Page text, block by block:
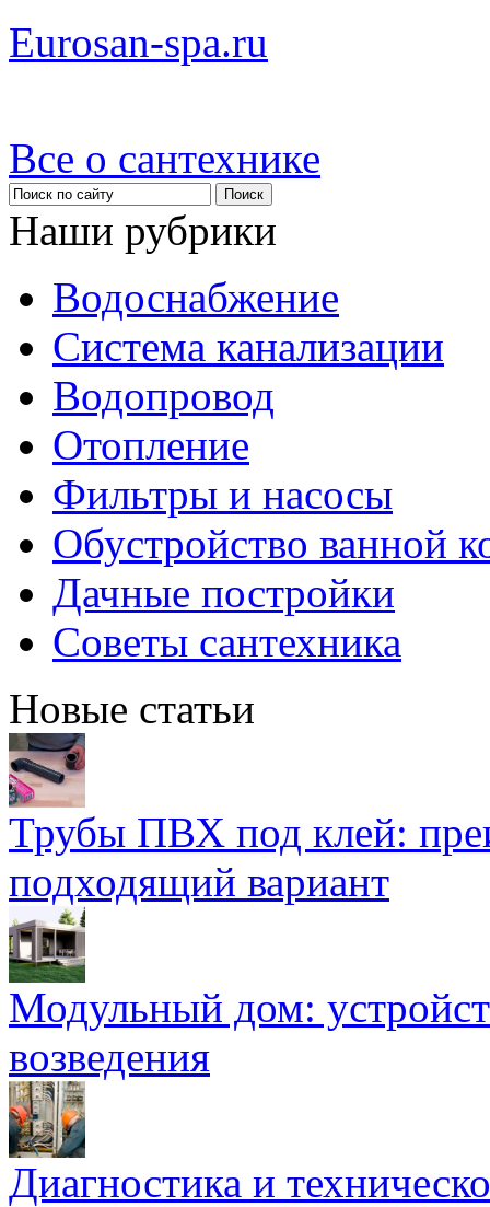
Eurosan-spa.ru
Все о сантехнике
Наши рубрики
Водоснабжение
Система канализации
Водопровод
Отопление
Фильтры и насосы
Обустройство ванной
Дачные постройки
Советы сантехника
Новые статьи
Трубы ПВХ под клей:
подходящий вариант
Модульный дом:
возведения
Диагностика и